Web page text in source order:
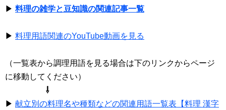
▶ 料理の雑学と豆知識の関連記事一覧
▶ 料理用語関連のYouTube動画を見る
（一覧表から調理用語を見る場合は下のリンクからページ
に移動してください）
⇩
▶ 献立別の料理名や種類などの関連用語一覧表【料理 漢字